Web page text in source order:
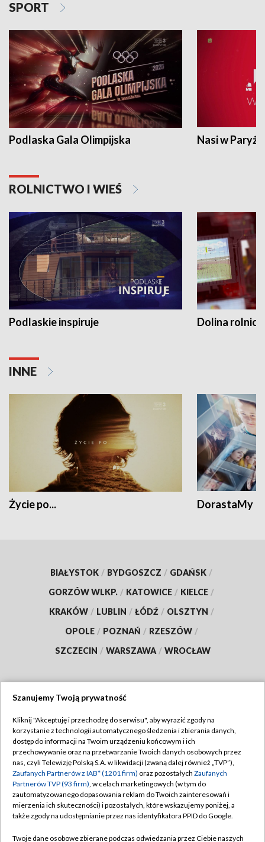
SPORT
Podlaska Gala Olimpijska Nasi w Paryżu
ROLNICTWO I WIEŚ
Podlaskie inspiruje Dolina
INNE
Życie po... DorastaMy
BIAŁYSTOK / BYDGOSZCZ / GDAŃSK /
GORZÓW WLKP. / KATOWICE / KIELCE /
KRAKÓW / LUBLIN / ŁÓDŹ / OLSZTYN /
OPOLE / POZNAŃ / RZESZÓW /
SZCZECIN / WARSZAWA / WROCŁAW
TVP
Abonament TVP
Emisja w TVP
Centrum informacji TVP
Naziemna Telewizja Cyfrowa
Regulamin TVP
Polityka prywatności
Moje zgody
Pomoc
Szanujemy Twoją prywatność
Kliknij "Akceptuję i przechodzę do serwisu", aby wyrazić zgody na
korzystanie z technologii automatycznego śledzenia i zbierania danych,
dostęp do informacji na Twoim urządzeniu końcowym i ich
przechowywanie oraz na przetwarzanie Twoich danych osobowych przez
nas, czyli Telewizję Polską S.A. w likwidacji (zwaną dalej również „TVP”),
Zaufanych Partnerów z IAB* (1201 firm) oraz pozostałych Zaufanych
Partnerów TVP (93 firm), w celach marketingowych (w tym do
zautomatyzowanego dopasowania reklam do Twoich zainteresowań i
mierzenia ich skuteczności) i pozostałych, które wskazujemy poniżej, a
także zgody na udostępnianie przez nas identyfikatora PPID do Google.
Twoje dane osobowe zbierane podczas odwiedzania przez Ciebie naszych